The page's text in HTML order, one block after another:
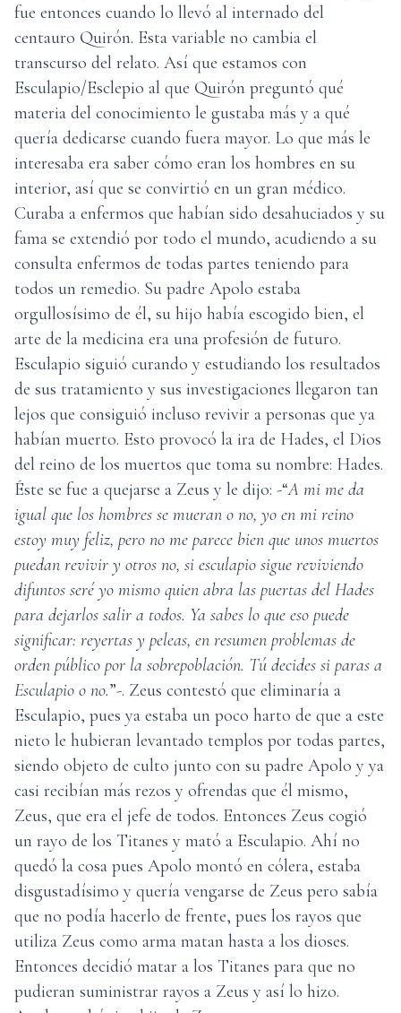
fue entonces cuando lo llevó al internado del
centauro Quirón. Esta variable no cambia el
transcurso del relato. Así que estamos con
Esculapio/Esclepio al que Quirón preguntó qué
materia del conocimiento le gustaba más y a qué
quería dedicarse cuando fuera mayor. Lo que más le
interesaba era saber cómo eran los hombres en su
interior, así que se convirtió en un gran médico.
Curaba a enfermos que habían sido desahuciados y su
fama se extendió por todo el mundo, acudiendo a su
consulta enfermos de todas partes teniendo para
todos un remedio. Su padre Apolo estaba
orgullosísimo de él, su hijo había escogido bien, el
arte de la medicina era una profesión de futuro.
Esculapio siguió curando y estudiando los resultados
de sus tratamiento y sus investigaciones llegaron tan
lejos que consiguió incluso revivir a personas que ya
habían muerto. Esto provocó la ira de Hades, el Dios
del reino de los muertos que toma su nombre: Hades.
Éste se fue a quejarse a Zeus y le dijo: -“A mi me da
igual que los hombres se mueran o no, yo en mi reino
estoy muy feliz, pero no me parece bien que unos muertos
puedan revivir y otros no, si esculapio sigue reviviendo
difuntos seré yo mismo quien abra las puertas del Hades
para dejarlos salir a todos. Ya sabes lo que eso puede
significar: reyertas y peleas, en resumen problemas de
orden público por la sobrepoblación. Tú decides si paras a
Esculapio o no.”-. Zeus contestó que eliminaría a
Esculapio, pues ya estaba un poco harto de que a este
nieto le hubieran levantado templos por todas partes,
siendo objeto de culto junto con su padre Apolo y ya
casi recibían más rezos y ofrendas que él mismo,
Zeus, que era el jefe de todos. Entonces Zeus cogió
un rayo de los Titanes y mató a Esculapio. Ahí no
quedó la cosa pues Apolo montó en cólera, estaba
disgustadísimo y quería vengarse de Zeus pero sabía
que no podía hacerlo de frente, pues los rayos que
utiliza Zeus como arma matan hasta a los dioses.
Entonces decidió matar a los Titanes para que no
pudieran suministrar rayos a Zeus y así lo hizo.